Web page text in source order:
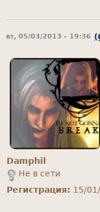
вт, 05/03/2013 - 19:36
Damphil
Не в сети
Регистрация: 15/